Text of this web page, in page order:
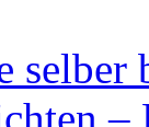
selber